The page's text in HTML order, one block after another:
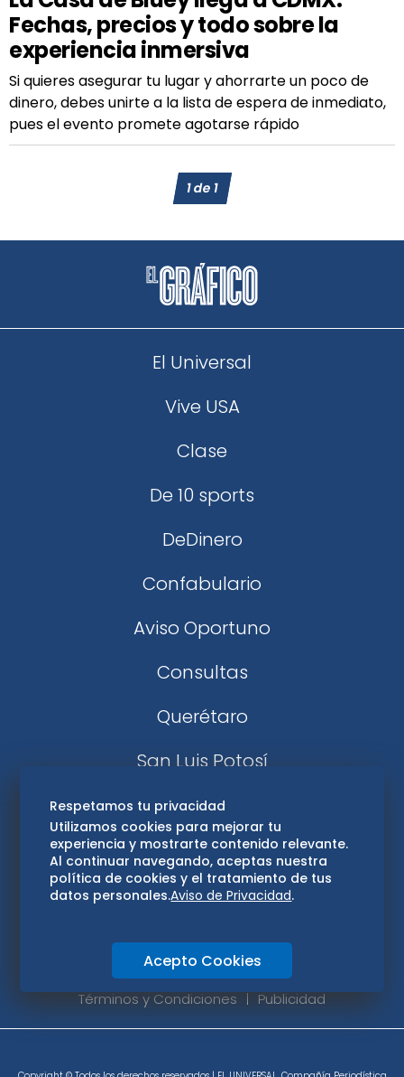
Fechas, precios y todo sobre la
experiencia inmersiva
Si quieres asegurar tu lugar y ahorrarte un poco de
dinero, debes unirte a la lista de espera de inmediato,
pues el evento promete agotarse rápido
1de1
El Universal
Vive USA
Clase
De 10 sports
DeDinero
Confabulario
Aviso Oportuno
Consultas
Querétaro
San Luis Potosí
Edomex
Consultas
Hidalgo
Oaxaca
Aviso de privacidad
Directorio
Términos y Condiciones
Publicidad
Respetamos tu privacidad
Utilizamos cookies para mejorar tu
experiencia y mostrarte contenido relevante.
Al continuar navegando, aceptas nuestra
política de cookies y el tratamiento de tus
datos personales.Aviso de Privacidad.
Acepto Cookies